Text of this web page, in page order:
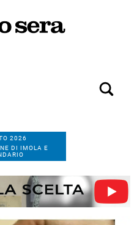
2026
DI IMOLA E